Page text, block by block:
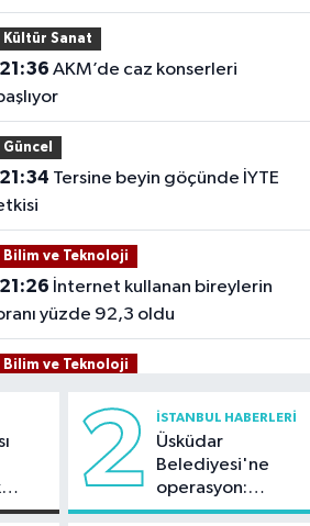
Kültür Sanat
21:36
Güncel
21:34
Bilim ve Teknoloji
21:26
yüzde 92,3 oldu
Bilim ve Teknoloji
milyona ulaştı
Kültür Sanat2 İSTANBUL HABERLERI
Üsküdar
Belediyesi'ne
operasyon:
Sinem Dedetaş'a